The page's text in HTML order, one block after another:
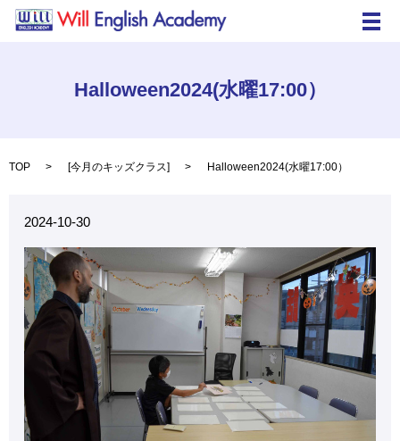
メ
Halloween2024(水曜17:00）
TOP [今月のキッズクラス] Halloween2024(水曜17:00）
2024-10-30